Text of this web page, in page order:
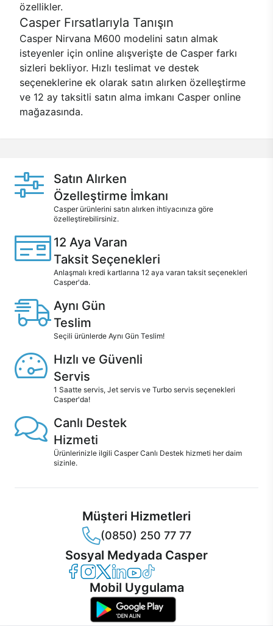
özellikler.
Casper Fırsatlarıyla Tanışın
Casper Nirvana M600 modelini satın almak
isteyenler için online alışverişte de Casper farkı
sizleri bekliyor. Hızlı teslimat ve destek
seçeneklerine ek olarak satın alırken özelleştirme
ve 12 ay taksitli satın alma imkanı Casper online
mağazasında.
Satın Alırken
Özelleştirme İmkanı
Casper ürünlerini satın alırken ihtiyacınıza göre
özelleştirebilirsiniz.
12 Aya Varan
Taksit Seçenekleri
Anlaşmalı kredi kartlarına 12 aya varan taksit seçenekleri
Casper'da.
Aynı Gün
Teslim
Seçili ürünlerde Aynı Gün Teslim!
Hızlı ve Güvenli
Servis
1 Saatte servis, Jet servis ve Turbo servis seçenekleri
Casper'da!
Canlı Destek
Hizmeti
Ürünlerinizle ilgili Casper Canlı Destek hizmeti her daim
sizinle.
Müşteri Hizmetleri
(0850) 250 77 77
Sosyal Medyada Casper
Casper Facebook
Casper Instagram
Casper Twitter
Casper LinkedIn
Casper YouTube
Casper TikTok
Mobil Uygulama